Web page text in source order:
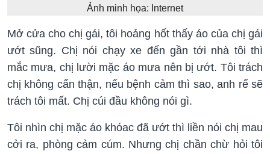
Ảnh minh họa: Internet
Mở cửa cho chị gái, tôi hoảng hốt thấy áo của chị gái
ướt sũng. Chị nói chạy xe đến gần tới nhà tôi thì
mắc mưa, chị lười mặc áo mưa nên bị ướt. Tôi trách
chị không cẩn thận, nếu bệnh cảm thì sao, anh rể sẽ
trách tôi mất. Chị cúi đầu không nói gì.
Tôi nhìn chị mặc áo khóac đã ướt thì liền nói chị mau
cởi ra, phòng cảm cúm. Nhưng chị chần chừ hỏi tôi